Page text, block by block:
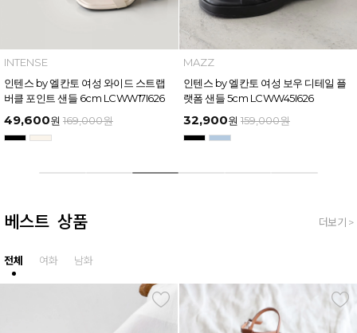
토 남성 트리플 스트랩 벨
드 4.5cm LCMW61M626
159,000원
마쯔 by 엘칸토 여성 링크 장식 플랫폼
샌들 6cm LCWW50M626
원169,000원
인텐스 by
버클 포인
베스트 상품
전체 여화 남화
더보기 >